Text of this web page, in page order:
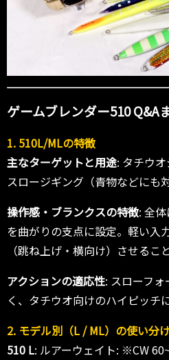
ゲームブレンダー510 Q&A
1. 510L/MLの特徴
主なターゲットと用途: タチウ
スロージギング（青物などにも
操作感・ブランクスの特徴: 全
を曲がりの支点に設定。軽い入
（跳ね上げ・横向け）させるこ
アクションの適応性: スローフ
く、タチウオ向けのハイピッチ
2. モデル別（L / ML）の使い分
510 L: ルアーウェイト: ※CW